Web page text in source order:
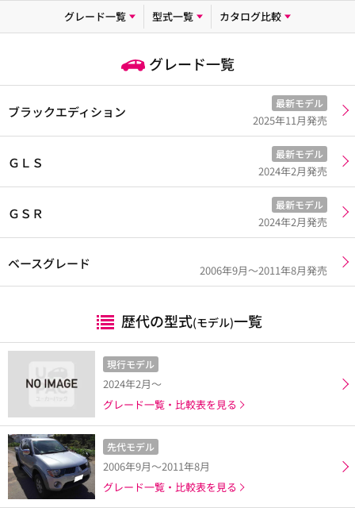
グレード一覧 型式一覧 カタログ比較
グレード一覧
ブラックエディション
最新モデル
2025年11月発売
ＧＬＳ
最新モデル
2024年2月発売
ＧＳＲ
最新モデル
2024年2月発売
ベースグレード 2006年9月～2011年8月発売
歴代の型式(モデル)一覧
現行モデル
2024年2月～
グレード一覧・比較表を見る
先代モデル
2006年9月～2011年8月
グレード一覧・比較表を見る